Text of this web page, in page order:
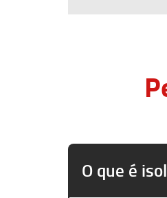
O que é